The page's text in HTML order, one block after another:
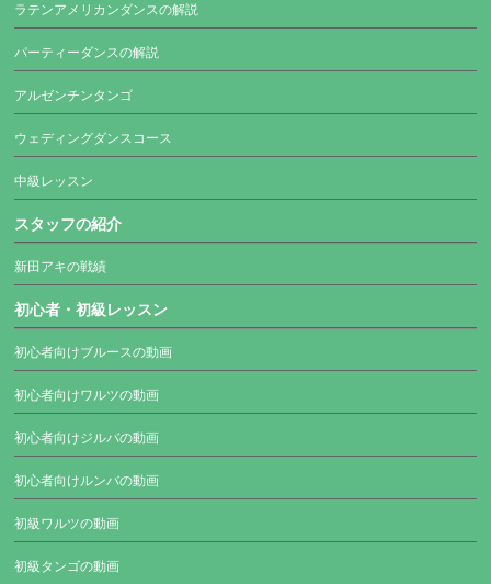
ラテンアメリカンダンスの解説
パーティーダンスの解説
アルゼンチンタンゴ
ウェディングダンスコース
中級レッスン
スタッフの紹介
新田アキの戦績
初心者・初級レッスン
初心者向けブルースの動画
初心者向けワルツの動画
初心者向けジルバの動画
初心者向けルンバの動画
初級ワルツの動画
初級タンゴの動画